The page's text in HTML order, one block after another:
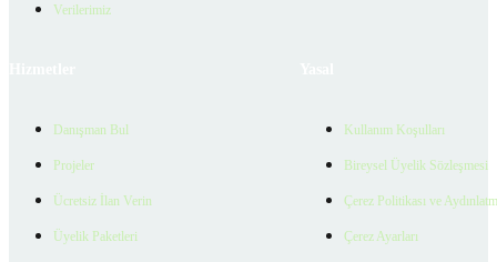
Verilerimiz
Danışman Bul
Projeler
Ücretsiz İlan Verin
Üyelik Paketleri
Kullanım Koşulları
Bireysel Üyelik Sözleşmesi
Çerez Politikası ve
Çerez Ayarları